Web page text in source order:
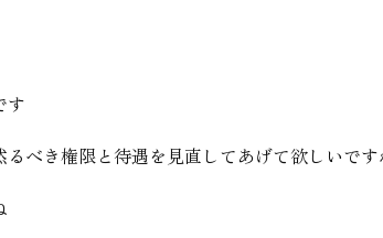
す
べき権限と待遇を見直してあげて欲しいで